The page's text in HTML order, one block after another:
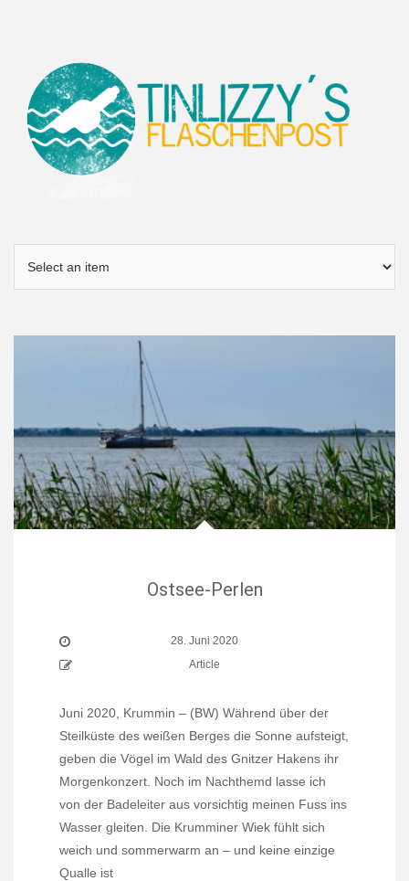
Ostsee-Perlen
28. Juni 2020
Article
Juni 2020, Krummin – (BW) Während über der
Steilküste des weißen Berges die Sonne aufsteigt,
geben die Vögel im Wald des Gnitzer Hakens ihr
Morgenkonzert. Noch im Nachthemd lasse ich
von der Badeleiter aus vorsichtig meinen Fuss ins
Wasser gleiten. Die Krumminer Wiek fühlt sich
weich und sommerwarm an – und keine einzige
Qualle ist